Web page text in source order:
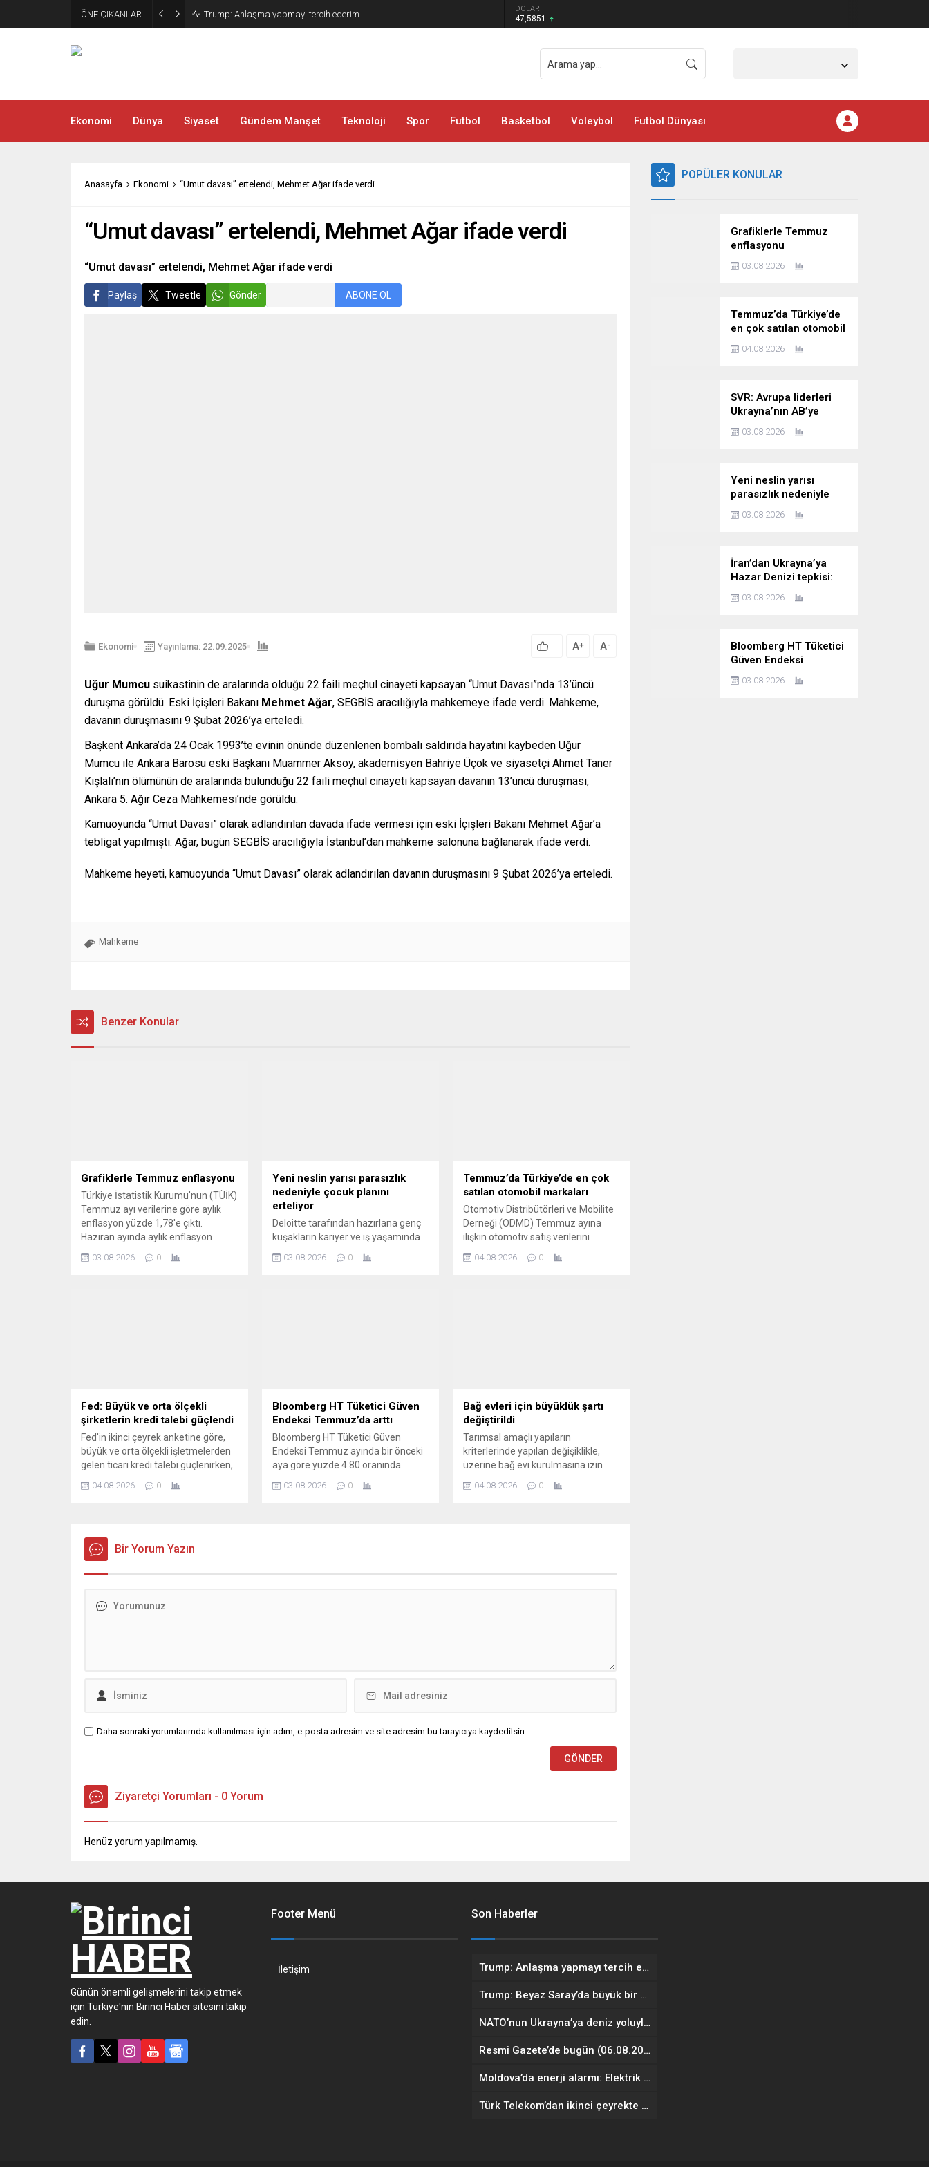
ÖNE ÇIKANLAR Trump: Anlaşma yapmayı tercih ederim DOLAR
47,5851
55,1265
GRAM ALTIN
13.703,13
STERLİN
Ekonomi Dünya Siyaset Gündem Manşet Teknoloji Spor Futbol Basketbol Voleybol Futbol Dünyası
Anasayfa Ekonomi “Umut davası” ertelendi, Mehmet Ağar ifade verdi
“Umut davası” ertelendi, Mehmet Ağar ifade verdi
“Umut davası” ertelendi, Mehmet Ağar ifade verdi
Paylaş Tweetle Gönder ABONE OL
Ekonomi Yayınlama: 22.09.2025 A+ A-
Uğur Mumcu suikastinin de aralarında olduğu 22 faili meçhul cinayeti kapsayan “Umut Davası”nda 13’üncü
duruşma görüldü. Eski İçişleri Bakanı Mehmet Ağar, SEGBİS aracılığıyla mahkemeye ifade verdi. Mahkeme,
davanın duruşmasını 9 Şubat 2026’ya erteledi.
Başkent Ankara’da 24 Ocak 1993’te evinin önünde düzenlenen bombalı saldırıda hayatını kaybeden Uğur
Mumcu ile Ankara Barosu eski Başkanı Muammer Aksoy, akademisyen Bahriye Üçok ve siyasetçi Ahmet Taner
Kışlalı’nın ölümünün de aralarında bulunduğu 22 faili meçhul cinayeti kapsayan davanın 13’üncü duruşması,
Ankara 5. Ağır Ceza Mahkemesi’nde görüldü.
Kamuoyunda “Umut Davası” olarak adlandırılan davada ifade vermesi için eski İçişleri Bakanı Mehmet Ağar’a
tebligat yapılmıştı. Ağar, bugün SEGBİS aracılığıyla İstanbul’dan mahkeme salonuna bağlanarak ifade verdi.
Mahkeme heyeti, kamuoyunda “Umut Davası” olarak adlandırılan davanın duruşmasını 9 Şubat 2026’ya erteledi.
Mahkeme
Benzer Konular
Grafiklerle Temmuz enflasyonu
Türkiye İstatistik Kurumu'nun (TÜİK)
Temmuz ayı verilerine göre aylık
enflasyon yüzde 1,78'e çıktı.
Haziran ayında aylık enflasyon
yüzde 0,99 seviyesindeydi.
03.08.2026 0
Yeni neslin yarısı parasızlık
nedeniyle çocuk planını
erteliyor
Deloitte tarafından hazırlana genç
kuşakların kariyer ve iş yaşamında
yaşanan değişimleri ortaya koymak
amacıyla "Kendi Koşullarında
03.08.2026 0
Temmuz’da Türkiye’de en çok
satılan otomobil markaları
Otomotiv Distribütörleri ve Mobilite
Derneği (ODMD) Temmuz ayına
ilişkin otomotiv satış verilerini
açıkladı. İşte bu verilere göre
Türkiye'de Temmuz'da en çok
04.08.2026 0
Fed: Büyük ve orta ölçekli
şirketlerin kredi talebi güçlendi
Fed'in ikinci çeyrek anketine göre,
büyük ve orta ölçekli işletmelerden
gelen ticari kredi talebi güçlenirken,
standartları genel olarak değişmedi.
04.08.2026 0
Bloomberg HT Tüketici Güven
Endeksi Temmuz’da arttı
Bloomberg HT Tüketici Güven
Endeksi Temmuz ayında bir önceki
aya göre yüzde 4.80 oranında
03.08.2026 0
Bağ evleri için büyüklük şartı
değiştirildi
Tarımsal amaçlı yapıların
kriterlerinde yapılan değişiklikle,
üzerine bağ evi kurulmasına izin
asgari büyüklük şartı 5 hektardan 2
04.08.2026 0
Bir Yorum Yazın
Daha sonraki yorumlarımda kullanılması için adım, e-posta adresim ve site adresim bu tarayıcıya kaydedilsin.
Ziyaretçi Yorumları - 0 Yorum
Henüz yorum yapılmamış.
POPÜLER KONULAR
Grafiklerle Temmuz
enflasyonu
03.08.2026
Temmuz’da Türkiye’de
en çok satılan otomobil
markaları
04.08.2026
SVR: Avrupa liderleri
Ukrayna’nın AB’ye
katılımını kesin bir dille
reddediyor
03.08.2026
Yeni neslin yarısı
parasızlık nedeniyle
çocuk planını erteliyor
03.08.2026
İran’dan Ukrayna’ya
Hazar Denizi tepkisi:
‘Saldırının kasıtlı
olduğuna dair
03.08.2026
Bloomberg HT Tüketici
Güven Endeksi
Temmuz’da arttı
03.08.2026
Günün önemli gelişmelerini takip etmek
için Türkiye'nin Birinci Haber sitesini takip
edin.
Footer Menü
İletişim
Son Haberler
Trump: Anlaşma yapmayı tercih ederim
Trump: Beyaz Saray’da büyük bir askeri kompleks inşa etmeye başladım
NATO’nun Ukrayna’ya deniz yoluyla sevkiyatı durma noktasında: Yığılan kargolar demiryolunu kilitledi
Resmi Gazete’de bugün (06.08.2026)
Moldova’da enerji alarmı: Elektrik açığı ve kesinti riski
Türk Telekom’dan ikinci çeyrekte beklenti üstü net kâr